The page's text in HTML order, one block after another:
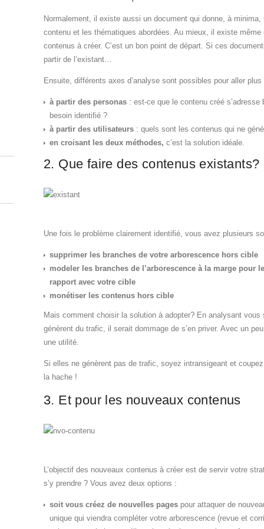
Normalement, il existe aussi un document qui donne, à
contenu et les thématiques abordées. Au mieux, il existe
contenus à créer. C’est un bon point de départ. Si ces
partir de l’existant…
Ensuite, différents axes d’analyse sont possibles pour aller
à partir des personas : est-ce que le contenu créé
besoin identifié ?
à partir des utilisateurs : quels sont les contenus qui ne
en croisant les deux méthodes, c’est la solution idéale.
2. Que faire des contenus existants?
Une fois le problème clairement identifié, vous avez plusieurs
supprimer les branches de votre arborescence hors cible
modeler les branches de l’arborescence à la marge pour
rapport avec votre cible
monétiser les contenus hors cible
Mais comment choisir la solution à adopter? En analysant
génèrent du trafic, il serait dommage de s’en priver. Avec un
une utilité.
Si elles ne génèrent pas de trafic, soyez intransigeant et
la hache !
3. Et pour les nouveaux contenus
L’objectif des nouveaux contenus à créer est de servir votre
s’y prendre ? Vous avez deux options :
soit vous créez de nouvelles pages pour attaquer de
unique qui viendra compléter votre arborescence (revue et